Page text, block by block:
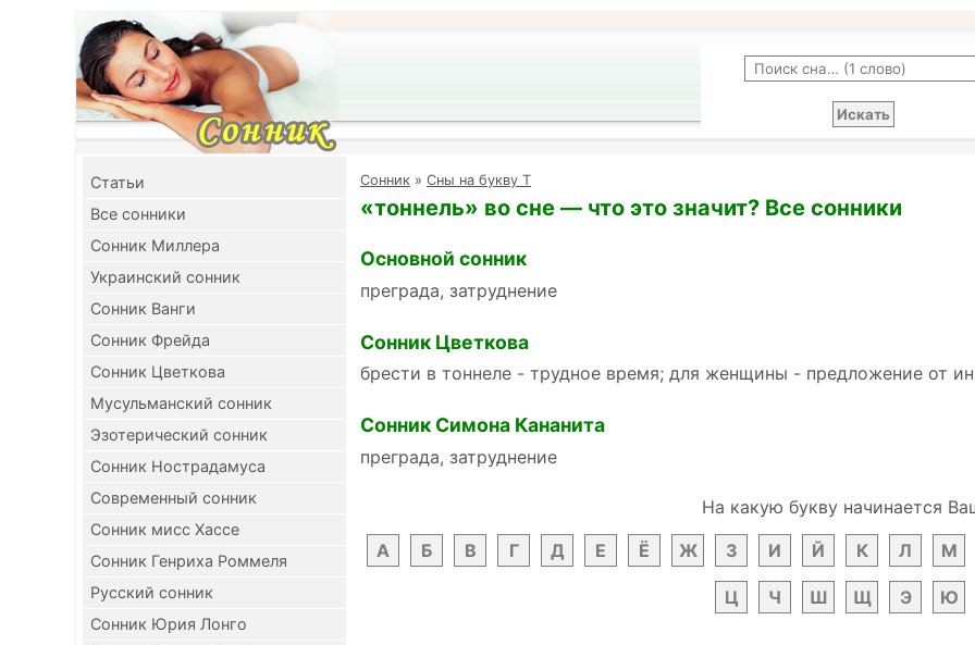
Cтатьи
Все сонники
Сонник Миллера
Украинский сонник
Сонник Ванги
Сонник Фрейда
Сонник Цветкова
Мусульманский сонник
Эзотерический сонник
Сонник Нострадамуса
Современный сонник
Сонник мисс Хассе
Сонник Генриха Роммеля
Русский сонник
Сонник Юрия Лонго
Cонник » Сны на букву Т
«тоннель» во сне — что это значит? Все сонники
Основной сонник
преграда, затруднение
Сонник Цветкова
брести в тоннеле - трудное время; для женщины - предложение от
Сонник Симона Кананита
преграда, затруднение
На какую букву начинается
А
Б В Г Д Е Ё Ж З И Й К Л М
Ц Ч Ш Щ Э Ю